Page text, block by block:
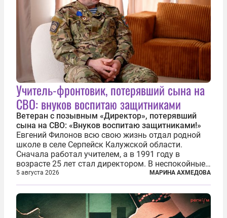
Учитель-фронтовик, потерявший сына на
СВО: внуков воспитаю защитниками
Ветеран с позывным «Директор», потерявший
сына на СВО: «Внуков воспитаю защитниками!»
Евгений Филонов всю свою жизнь отдал родной
школе в селе Серпейск Калужской области.
Сначала работал учителем, а в 1991 году в
возрасте 25 лет стал директором. В неспокойные
90-е он сумел спасти школу от закрытия и со
временем сделал ее лучшей в районе. В 2023 году
в возрасте 57 лет вслед за сыном...
5 августа 2026 МАРИНА АХМЕДОВА